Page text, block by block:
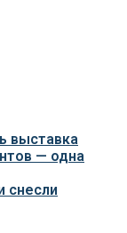
выставка
— одна
снесли